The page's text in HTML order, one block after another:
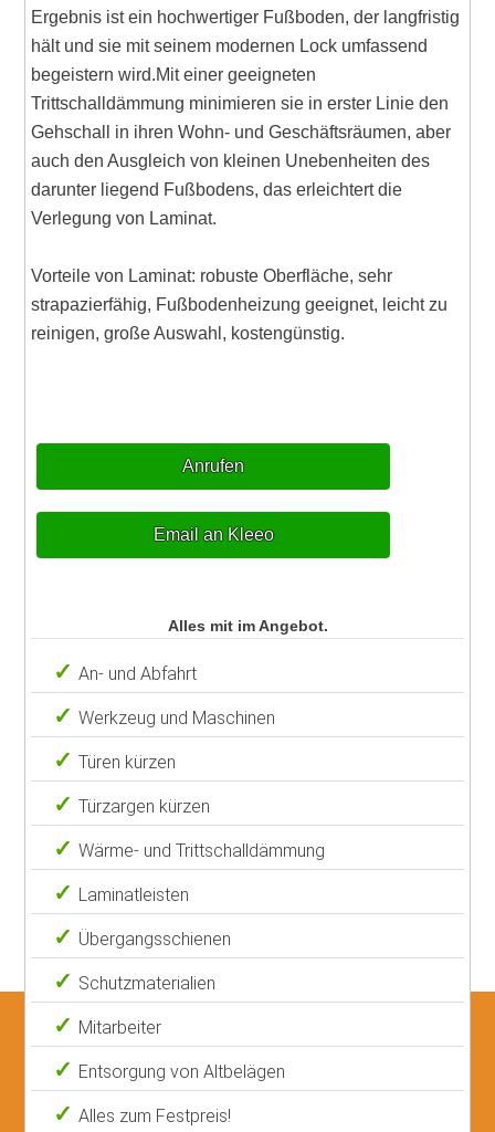
Ergebnis ist ein hochwertiger Fußboden, der langfristig
hält und sie mit seinem modernen Lock umfassend
begeistern wird.Mit einer geeigneten
Trittschalldämmung minimieren sie in erster Linie den
Gehschall in ihren Wohn- und Geschäftsräumen, aber
auch den Ausgleich von kleinen Unebenheiten des
darunter liegend Fußbodens, das erleichtert die
Verlegung von Laminat.
Vorteile von Laminat: robuste Oberfläche, sehr
strapazierfähig, Fußbodenheizung geeignet, leicht zu
reinigen, große Auswahl, kostengünstig.
Anrufen
Email an Kleeo
Alles mit im Angebot.
An- und Abfahrt
Werkzeug und Maschinen
Türen kürzen
Türzargen kürzen
Wärme- und Trittschalldämmung
Laminatleisten
Übergangsschienen
Schutzmaterialien
Mitarbeiter
Entsorgung von Altbelägen
Alles zum Festpreis!